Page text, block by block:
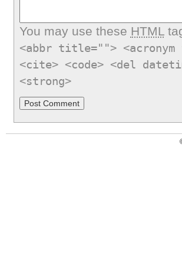
You may use these HTML
<abbr title="">
<cite> <code> <del
<strong>